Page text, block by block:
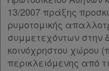
Ομαδικά
πακέτα
Παροχές
13/2007 πράξης
ρυμοτομικής
συμμετεχόντων στην
κοινόχρηστου χώρου
περικλειόμενης από